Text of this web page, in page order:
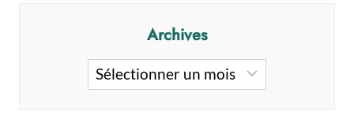
Archives
Archives